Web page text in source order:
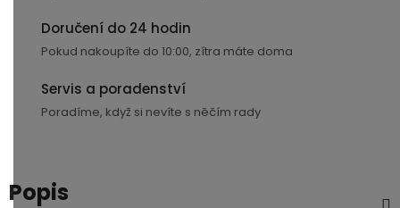
Redukce
Doručení do 24 hodin
Pokud nakoupíte do 10:00, zítra máte doma
Servis a poradenství
Poradíme, když si nevíte s něčím rady
Popis